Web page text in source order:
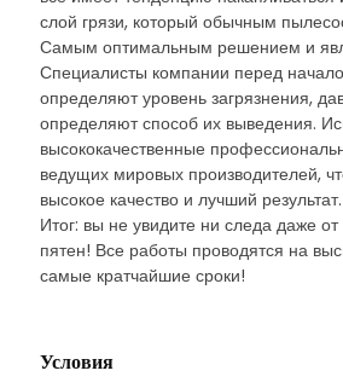
слой грязи, который обычным
Самым оптимальным решением и
Специалисты компании перед
определяют уровень загрязнения,
определяют способ их выведения.
высококачественные
ведущих мировых производителей,
высокое качество и лучший результат.
Итог: вы не увидите ни следа даже
пятен! Все работы проводятся на
самые кратчайшие сроки!
Условия